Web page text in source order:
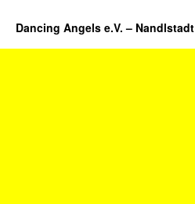
Dancing Angels e.V. – Nandlstadt